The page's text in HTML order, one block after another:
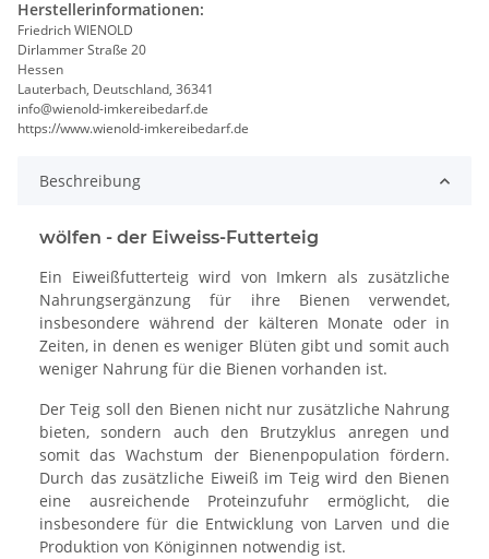
Herstellerinformationen:
Friedrich WIENOLD
Dirlammer Straße 20
Hessen
Lauterbach, Deutschland, 36341
info@wienold-imkereibedarf.de
https://www.wienold-imkereibedarf.de
Beschreibung
wölfen - der Eiweiss-Futterteig
Ein Eiweißfutterteig wird von Imkern als zusätzliche
Nahrungsergänzung für ihre Bienen verwendet,
insbesondere während der kälteren Monate oder in
Zeiten, in denen es weniger Blüten gibt und somit auch
weniger Nahrung für die Bienen vorhanden ist.
Der Teig soll den Bienen nicht nur zusätzliche Nahrung
bieten, sondern auch den Brutzyklus anregen und
somit das Wachstum der Bienenpopulation fördern.
Durch das zusätzliche Eiweiß im Teig wird den Bienen
eine ausreichende Proteinzufuhr ermöglicht, die
insbesondere für die Entwicklung von Larven und die
Produktion von Königinnen notwendig ist.